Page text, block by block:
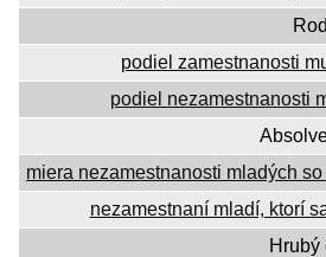
podiel zamestnanosti
podiel nezamestnanosti
miera nezamestnanosti mladých
nezamestnaní mladí, ktorí
Hrubý